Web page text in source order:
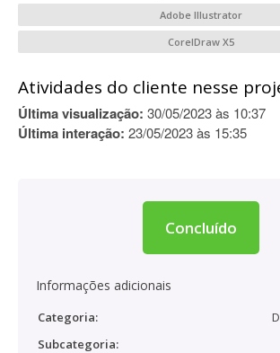
Adobe Illustrator
CorelDraw X5
Atividades do cliente nesse
Última visualização: 30/05/2023 às 10:37
Última interação: 23/05/2023 às 15:35
Concluído
Informações adicionais
Categoria:
Subcategoria: